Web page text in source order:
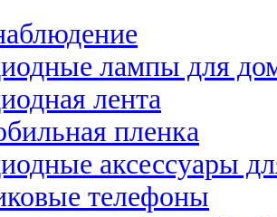
лампы для
лента
пленка
аксессуары
телефоны